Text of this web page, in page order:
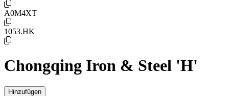
A0M4XT
1053.HK
Chongqing Iron & Steel 'H'
Hinzufügen